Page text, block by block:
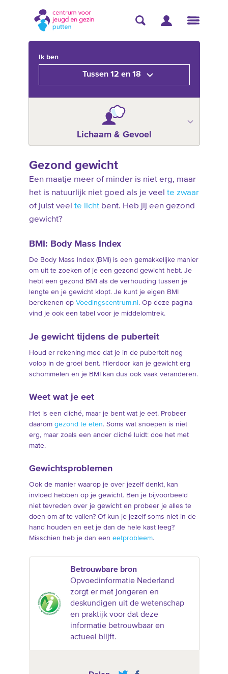
Ik ben
Tussen 12 en 18
Lichaam & Gevoel
Gezond gewicht
Een maatje meer of minder is niet erg, maar
het is natuurlijk niet goed als je veel te zwaar
of juist veel te lichtbent. Heb jij een gezond
gewicht?
BMI: Body Mass Index
De Body Mass Index (BMI) is een gemakkelijke manier
om uit te zoeken of je een gezond gewicht hebt. Je
hebt een gezond BMI als de verhouding tussen je
lengte en je gewicht klopt. Je kunt je eigen BMI
berekenen op Voedingscentrum.nl . Op deze pagina
vind je ook een tabel voor je middelomtrek.
Je gewicht tijdens de puberteit
Houd er rekening mee dat je in de puberteit nog
volop in de groei bent. Hierdoor kan je gewicht erg
schommelen en je BMI kan dus ook vaak veranderen.
Weet wat je eet
Het is een cliché, maar je bent wat je eet. Probeer
daarom gezond te eten. Soms wat snoepen is niet
erg, maar zoals een ander cliché luidt: doe het met
mate.
Gewichtsproblemen
Ook de manier waarop je over jezelf denkt, kan
invloed hebben op je gewicht. Ben je bijvoorbeeld
niet tevreden over je gewicht en probeer je alles te
doen om af te vallen? Of kun je jezelf soms niet in de
hand houden en eet je dan de hele kast leeg?
Misschien heb je dan een eetprobleem.
Betrouwbare bron
Opvoedinformatie Nederland
zorgt er met jongeren en
deskundigen uit de wetenschap
en praktijk voor dat deze
informatie betrouwbaar en
actueel blijft.